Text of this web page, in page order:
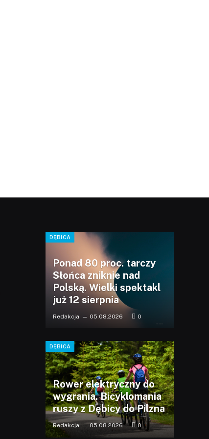
DĘBICA
Ponad 80 proc. tarczy
Słońca zniknie nad
Polską. Wielki spektakl
już 12 sierpnia
Redakcja 05.08.2026 0
DĘBICA
Rower elektryczny do
wygrania. Bicyklomania
ruszy z Dębicy do Pilzna
Redakcja 05.08.2026 0